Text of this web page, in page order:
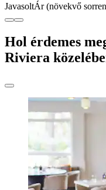
JavasoltÁr (növekvő
Hol érdemes
Riviera